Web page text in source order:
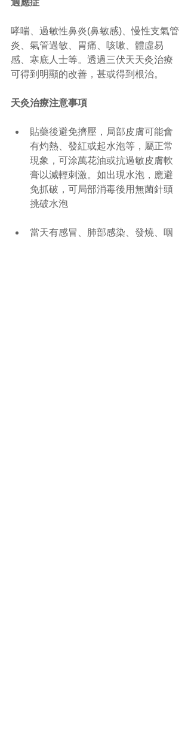
哮喘、過敏性鼻炎(鼻敏感)、慢性支氣管
炎、氣管過敏、胃痛、咳嗽、體虛易
感、寒底人士等。透過三伏天天灸治療
可得到明顯的改善，甚或得到根治。
天灸治療注意事項
貼藥後避免擠壓，局部皮膚可能會
有灼熱、發紅或起水泡等，屬正常
現象，可涂萬花油或抗過敏皮膚軟
膏以減輕刺激。如出現水泡，應避
免抓破，可局部消毒後用無菌針頭
挑破水泡
當天有感冒、肺部感染、發燒、咽